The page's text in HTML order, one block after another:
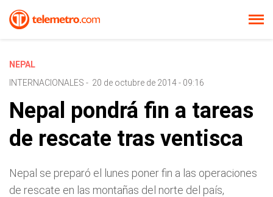
NEPAL
INTERNACIONALES - 20 de octubre de 2014 - 09:16
Nepal pondrá fin a tareas
de rescate tras ventisca
Nepal se preparó el lunes poner fin a las operaciones
de rescate en las montañas del norte del país,